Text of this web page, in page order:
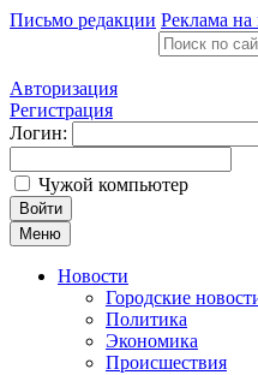
Письмо редакции Реклама на
Авторизация
Регистрация
Логин:
Чужой компьютер
Войти
Меню
Новости
Городские
Политика
Экономика
Происшествия